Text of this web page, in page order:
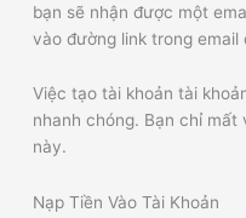
bạn sẽ nhận được một
vào đường link trong
Việc tạo tài khoản tài
nhanh chóng. Bạn chỉ
này.
Nạp Tiền Vào Tài Khoản